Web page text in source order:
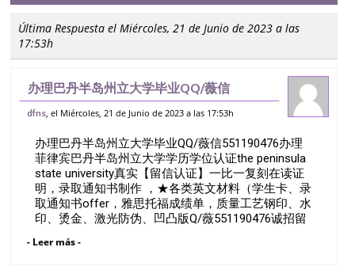
Última Respuesta el Miércoles, 21 de Junio de 2023 a las
17:53h
办理巴丹半岛州立大学毕业QQ/薇信
551190476办理菲律宾巴丹半岛州立大学
university真实【
dfns , el Miércoles, 21 de Junio de 2023 a las 17:53h
办理巴丹半岛州立大学毕业QQ/薇信551190476办理
菲律宾巴丹半岛州立大学学历学位认证the peninsula
state university真实【留信认证】一比一复刻在读证
明，录取通知书制作 ，★各类英文材料（学生卡、录
取通知书offer，雅思托福成绩单，质量工艺钢印、水
印、烫金、激光防伪、凹凸版Q/薇551190476诚招留
大使馆认证办理留学归国证明办理留信网认证办理留
- Leer más -